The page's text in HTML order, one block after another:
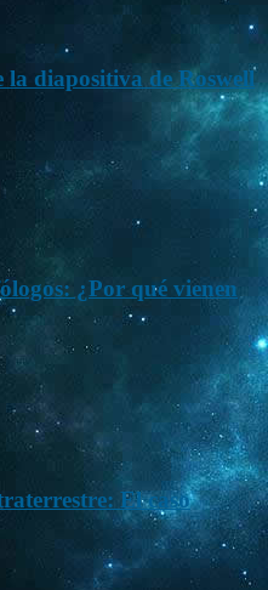
diapositiva de Roswell
¿Por qué vienen
El caso